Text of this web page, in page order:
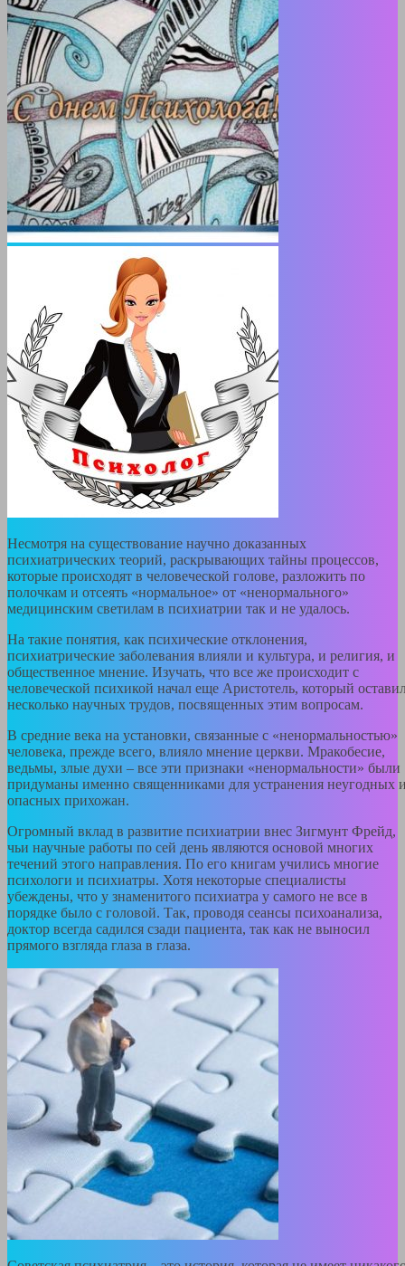
Несмотря на существование научно доказанных
психиатрических теорий, раскрывающих тайны процессов,
которые происходят в человеческой голове, разложить по
полочкам и отсеять «нормальное» от «ненормального»
медицинским светилам в психиатрии так и не удалось.
На такие понятия, как психические отклонения,
психиатрические заболевания влияли и культура, и религия, и
общественное мнение. Изучать, что все же происходит с
человеческой психикой начал еще Аристотель, который
несколько научных трудов, посвященных этим вопросам.
В средние века на установки, связанные с «ненормальностью»
человека, прежде всего, влияло мнение церкви. Мракобесие,
ведьмы, злые духи – все эти признаки «ненормальности» были
придуманы именно священниками для устранения неугодных
опасных прихожан.
Огромный вклад в развитие психиатрии внес Зигмунт Фрейд,
чьи научные работы по сей день являются основой многих
течений этого направления. По его книгам учились многие
психологи и психиатры. Хотя некоторые специалисты
убеждены, что у знаменитого психиатра у самого не все в
порядке было с головой. Так, проводя сеансы психоанализа,
доктор всегда садился сзади пациента, так как не выносил
прямого взгляда глаза в глаза.